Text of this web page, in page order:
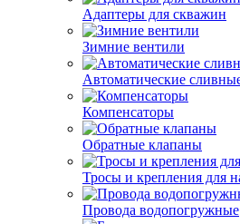
Адаптеры для скважин
Зимние вентили
Автоматические
Компенсаторы
Обратные клапаны
Тросы и крепления для
Провода водопогружные